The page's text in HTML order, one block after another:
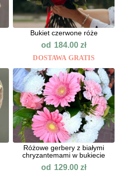
Bukiet czerwone róże
od 184.00zł
DOSTAWA GRATIS
Różowe gerbery z białymi
chryzantemami w bukiecie
od 129.00zł